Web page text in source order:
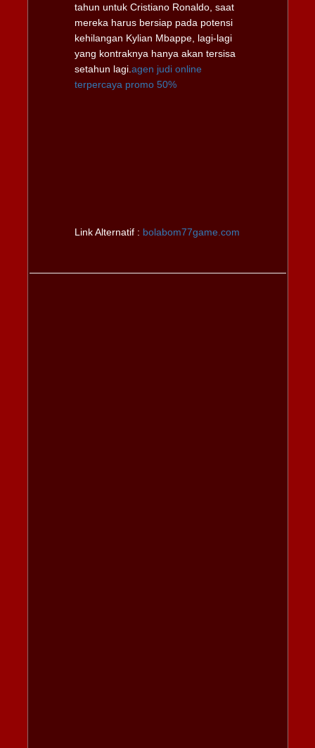
tahun untuk Cristiano Ronaldo, saat
mereka harus bersiap pada potensi
kehilangan Kylian Mbappe, lagi-lagi
yang kontraknya hanya akan tersisa
setahun lagi. agen judi online
terpercaya promo 50%
Link Alternatif : bolabom77game.com